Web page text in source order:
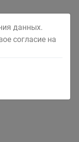
данных.
согласие на